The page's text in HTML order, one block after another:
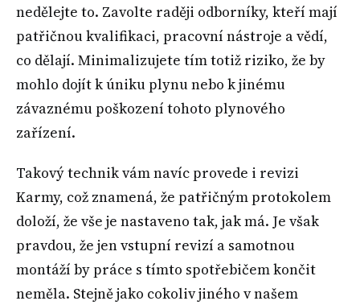
nedělejte to. Zavolte raději odborníky, kteří mají
patřičnou kvalifikaci, pracovní nástroje a vědí,
co dělají. Minimalizujete tím totiž riziko, že by
mohlo dojít k úniku plynu nebo k jinému
závaznému poškození tohoto plynového
zařízení.
Takový technik vám navíc provede i revizi
Karmy, což znamená, že patřičným protokolem
doloží, že vše je nastaveno tak, jak má. Je však
pravdou, že jen vstupní revizí a samotnou
montáží by práce s tímto spotřebičem končit
neměla. Stejně jako cokoliv jiného v našem